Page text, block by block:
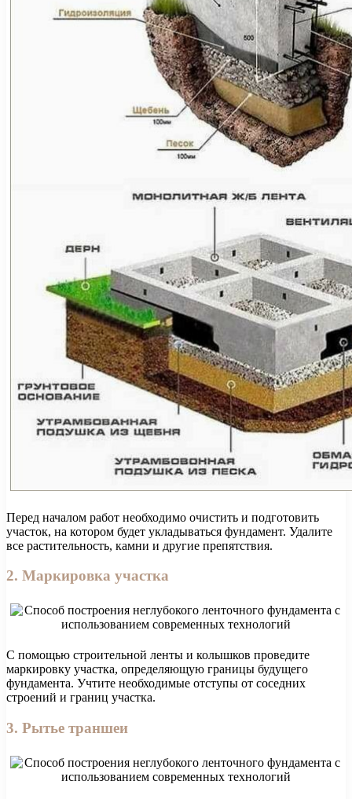
Перед началом работ необходимо очистить и подготовить
участок, на котором будет укладываться фундамент. Удалите
все растительность, камни и другие препятствия.
2. Маркировка участка
С помощью строительной ленты и колышков проведите
маркировку участка, определяющую границы будущего
фундамента. Учтите необходимые отступы от соседних
строений и границ участка.
3. Рытье траншеи